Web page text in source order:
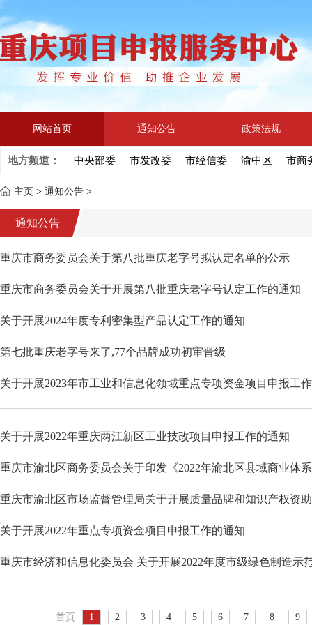
网站首页 通知公告 政策法规
地方频道： 中央部委 市发改委 市经信委 渝中区 市商
主页 > 通知公告 >
通知公告
重庆市商务委员会关于第八批重庆老字号拟认定名单的公示
重庆市商务委员会关于开展第八批重庆老字号认定工作的通知
关于开展2024年度专利密集型产品认定工作的通知
第七批重庆老字号来了,77个品牌成功初审晋级
关于开展2023年市工业和信息化领域重点专项资金项目申报工
关于开展2022年重庆两江新区工业技改项目申报工作的通知
重庆市渝北区商务委员会关于印发《2022年渝北区县域商业体
重庆市渝北区市场监督管理局关于开展质量品牌和知识产权资
关于开展2022年重点专项资金项目申报工作的通知
重庆市经济和信息化委员会 关于开展2022年度市级绿色制造示
首页 1 2 3 4 5 6 7 8 9